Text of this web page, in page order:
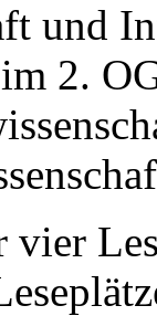
und
2.
vier